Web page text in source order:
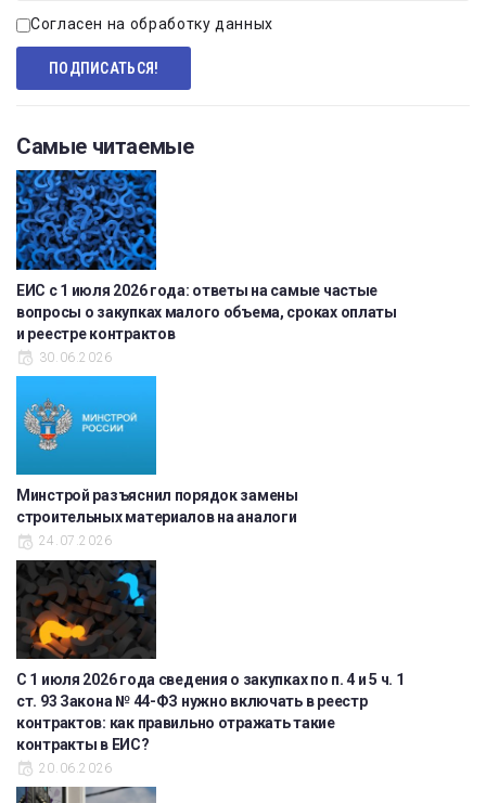
Согласен на обработку данных
Самые читаемые
ЕИС с 1 июля 2026 года: ответы на самые частые
вопросы о закупках малого объема, сроках оплаты
и реестре контрактов
30.06.2026
Минстрой разъяснил порядок замены
строительных материалов на аналоги
24.07.2026
С 1 июля 2026 года сведения о закупках по п. 4 и 5 ч. 1
ст. 93 Закона № 44-ФЗ нужно включать в реестр
контрактов: как правильно отражать такие
контракты в ЕИС?
20.06.2026